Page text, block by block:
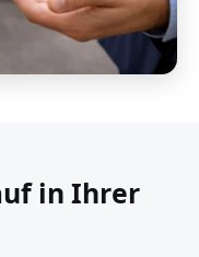
in Ihrer